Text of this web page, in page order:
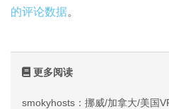
的评论数据。
更多阅读
smokyhosts：挪威/加拿大/美国